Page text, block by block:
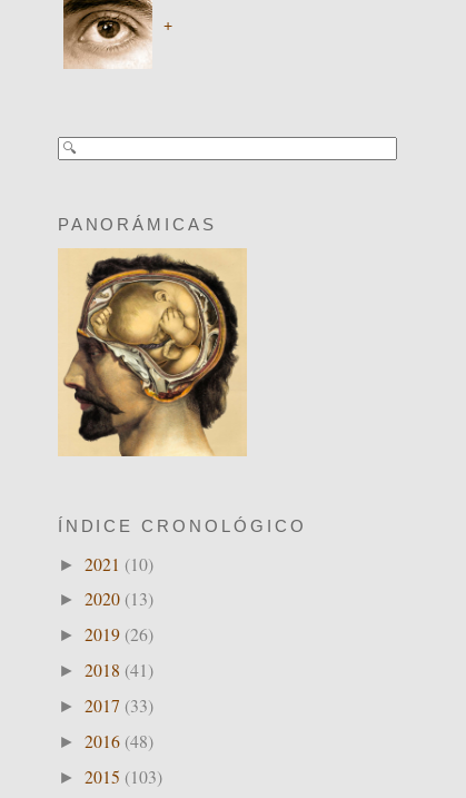
+
PANORÁMICAS
ÍNDICE CRONOLÓGICO
► 2021 (10)
► 2020 (13)
► 2019 (26)
► 2018 (41)
► 2017 (33)
► 2016 (48)
► 2015 (103)